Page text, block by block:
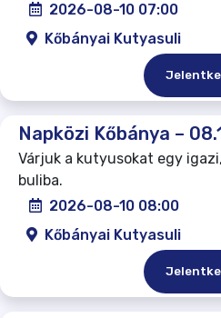
2026-08-10 07:00
Kőbányai Kutyasuli
Napközi Kőbánya –
Várjuk a kutyusokat egy
buliba.
2026-08-10 08:00
Kőbányai Kutyasuli